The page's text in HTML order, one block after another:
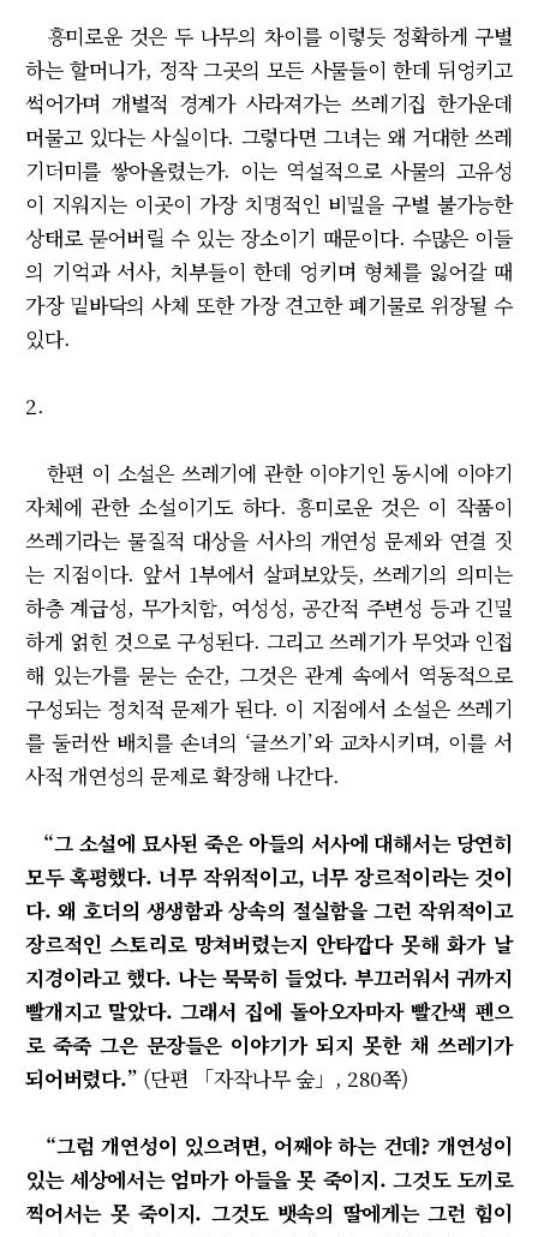
흥미로운 것은 두 나무의 차이를 이렇듯 정확하게 구별
하는 할머니가, 정작 그곳의 모든 사물들이 한데 뒤엉키고
썩어가며 개별적 경계가 사라져가는 쓰레기집 한가운데
머물고 있다는 사실이다. 그렇다면 그녀는 왜 거대한 쓰레
기더미를 쌓아올렸는가. 이는 역설적으로 사물의 고유성
이 지워지는 이곳이 가장 치명적인 비밀을 구별 불가능한
상태로 묻어버릴 수 있는 장소이기 때문이다. 수많은 이들
의 기억과 서사, 치부들이 한데 엉키며 형체를 잃어갈 때
가장 밑바닥의 사체 또한 가장 견고한 폐기물로 위장될 수
있다.
2.
한편 이 소설은 쓰레기에 관한 이야기인 동시에 이야기
자체에 관한 소설이기도 하다. 흥미로운 것은 이 작품이
쓰레기라는 물질적 대상을 서사의 개연성 문제와 연결 짓
는 지점이다. 앞서 1부에서 살펴보았듯, 쓰레기의 의미는
하층 계급성, 무가치함, 여성성, 공간적 주변성 등과 긴밀
하게 얽힌 것으로 구성된다. 그리고 쓰레기가 무엇과 인접
해 있는가를 묻는 순간, 그것은 관계 속에서 역동적으로
구성되는 정치적 문제가 된다. 이 지점에서 소설은 쓰레기
를 둘러싼 배치를 손녀의 ‘글쓰기’와 교차시키며, 이를 서
사적 개연성의 문제로 확장해 나간다.
“그 소설에 묘사된 죽은 아들의 서사에 대해서는 당연히
모두 혹평했다. 너무 작위적이고, 너무 장르적이라는 것이
다. 왜 호더의 생생함과 상속의 절실함을 그런 작위적이고
장르적인 스토리로 망쳐버렸는지 안타깝다 못해 화가 날
지경이라고 했다. 나는 묵묵히 들었다. 부끄러워서 귀까지
빨개지고 말았다. 그래서 집에 돌아오자마자 빨간색 펜으
로 죽죽 그은 문장들은 이야기가 되지 못한 채 쓰레기가
되어버렸다.” (단편 「자작나무 숲」, 280쪽)
“그럼 개연성이 있으려면, 어째야 하는 건데? 개연성이
있는 세상에서는 엄마가 아들을 못 죽이지. 그것도 도끼로
찍어서는 못 죽이지. 그것도 뱃속의 딸에게는 그런 힘이